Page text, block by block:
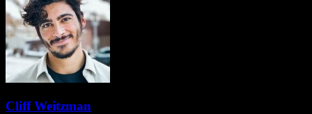
Cliff Weitzman